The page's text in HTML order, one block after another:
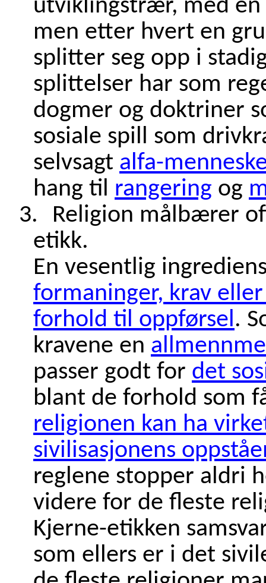
utviklingstrær, med en
men etter hvert en
splitter seg opp i
splittelser har som
dogmer og doktriner
sosiale spill som
selvsagt alfa-
hang til rangering og
3.
Religion målbærer
etikk.
En vesentlig
formaninger, krav
forhold til oppførsel.
kravene en
passer godt for det
blant de forhold som
religionen kan ha
sivilisasjonens
reglene stopper aldri
videre for de fleste
Kjerne-etikken
som ellers er i det